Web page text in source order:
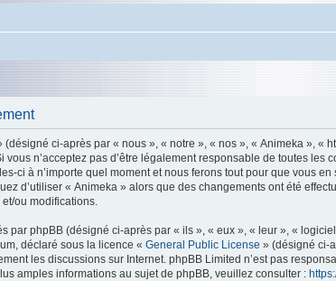
(désigné ci-après par « nous », « notre », « nos », « Animeka », «
n’acceptez pas d’être légalement responsable de toutes les
ci à n’importe quel moment et nous ferons tout pour que vous
d’utiliser « Animeka » alors que des changements ont été
ou modifications.
par phpBB (désigné ci-après par « ils », « eux », « leur », «
déclaré sous la licence « General Public License » (désigné ci-
les discussions sur Internet. phpBB Limited n’est pas
amples informations au sujet de phpBB, veuillez consulter :